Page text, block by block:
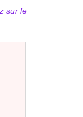
sur le